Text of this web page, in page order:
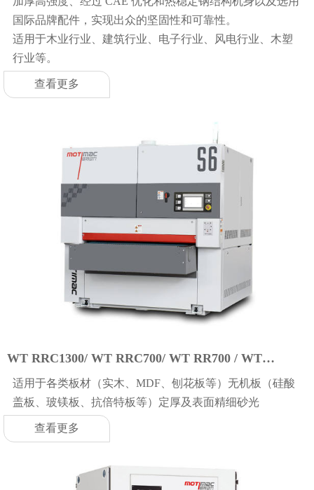
国际品牌配件，实现出众的坚固性和可靠性。
适用于木业行业、建筑行业、电子行业、风电行业、木塑
行业等。
查看更多
​WT RRC1300/ WT RRC700/ WT RR700 / WT
RR1300
适用于各类板材（实木、MDF、刨花板等）无机板（硅酸
盖板、玻镁板、抗倍特板等）定厚及表面精细砂光
查看更多